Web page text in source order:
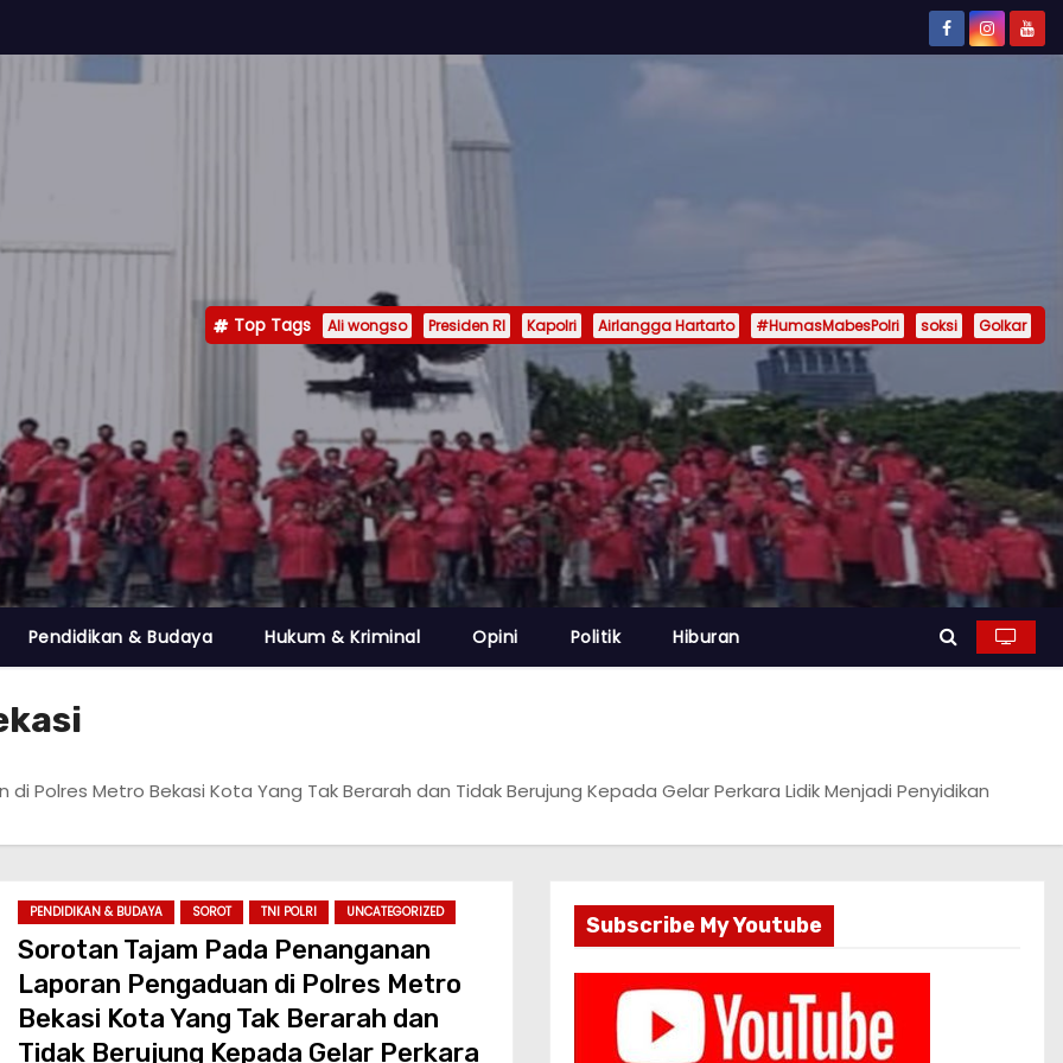
Top Tags Ali wongso Presiden RI Kapolri Airlangga Hartarto #HumasMabesPolri soksi Golkar
Pendidikan & Budaya Hukum & Kriminal Opini Politik Hiburan
Polres Metro Bekasi Kota Yang Tak Berarah dan Tidak Berujung Kepada Gelar Perkara Lidik Menjadi Penyidikan
PENDIDIKAN & BUDAYA SOROT TNI POLRI UNCATEGORIZED
Sorotan Tajam Pada Penanganan
Laporan Pengaduan di Polres Metro
Bekasi Kota Yang Tak Berarah dan
Tidak Berujung Kepada Gelar Perkara
Subscribe My Youtube